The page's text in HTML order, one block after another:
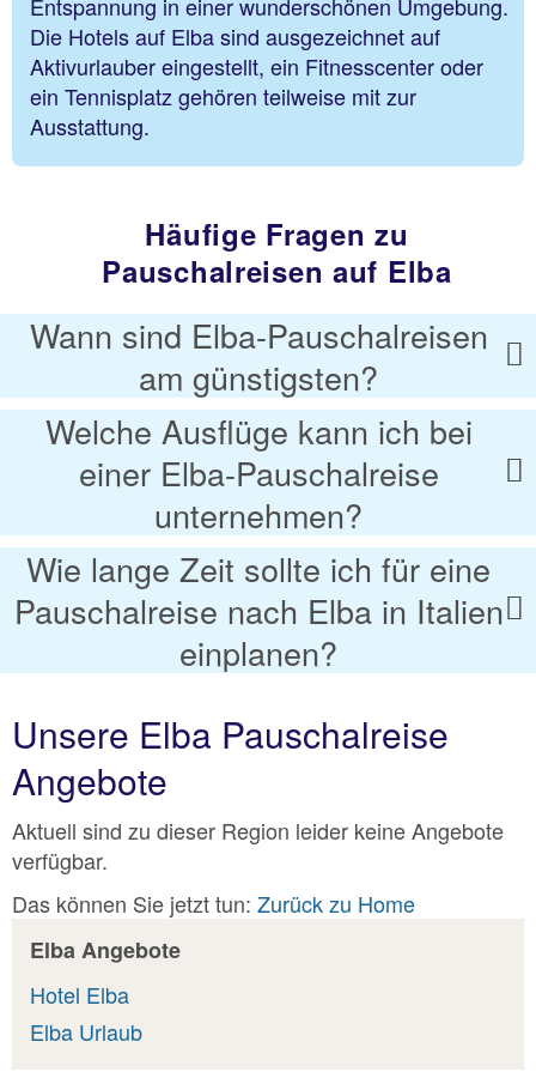
Entspannung in einer wunderschönen Umgebung.
Die Hotels auf Elba sind ausgezeichnet auf
Aktivurlauber eingestellt, ein Fitnesscenter oder
ein Tennisplatz gehören teilweise mit zur
Ausstattung.
Häufige Fragen zu
Pauschalreisen auf Elba
Wann sind Elba-Pauschalreisen
am günstigsten?
Welche Ausflüge kann ich bei
einer Elba-Pauschalreise
unternehmen?
Wie lange Zeit sollte ich für eine
Pauschalreise nach Elba in Italien
einplanen?
Unsere Elba Pauschalreise
Angebote
Aktuell sind zu dieser Region leider keine Angebote
verfügbar.
Das können Sie jetzt tun: Zurück zu Home
Elba Angebote
Hotel Elba
Elba Urlaub